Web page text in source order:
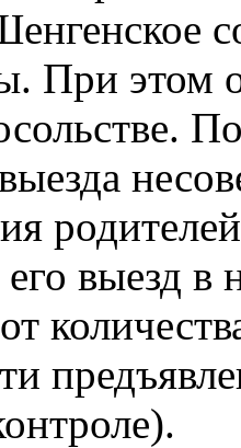
этом
выезд в